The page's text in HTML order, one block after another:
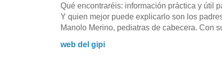
Qué encontraréis: información práctica y útil
Y quien mejor puede explicarlo son los
Manolo Merino, pediatras de cabecera. Con
web del gipi